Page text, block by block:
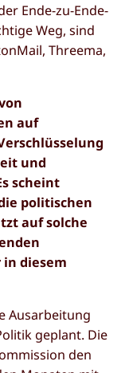
Ende-zu-Ende-
Weg, sind
Threema,
auf
und
scheint
politischen
auf solche
diesem
Ausarbeitung
geplant. Die
den